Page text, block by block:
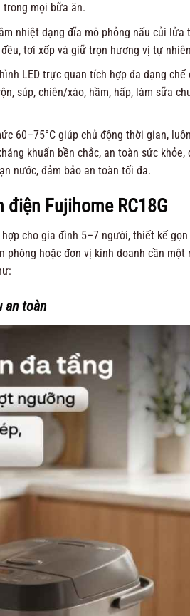
mọi bữa ăn.
nhiệt dạng đĩa mô phỏng nấu củi lửa
tơi xốp và giữ trọn hương vị tự
LED trực quan tích hợp đa dạng chế
súp, chiên/xào, hầm, hấp, làm sữa
60–75°C giúp chủ động thời gian,
khuẩn bền chắc, an toàn sức khỏe,
nước, đảm bảo an toàn tối đa.
Fujihome RC18G
cho gia đình 5–7 người, thiết kế
phòng hoặc đơn vị kinh doanh cần
an toàn